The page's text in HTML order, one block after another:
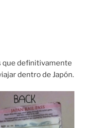
que definitivamente
dentro de Japón.